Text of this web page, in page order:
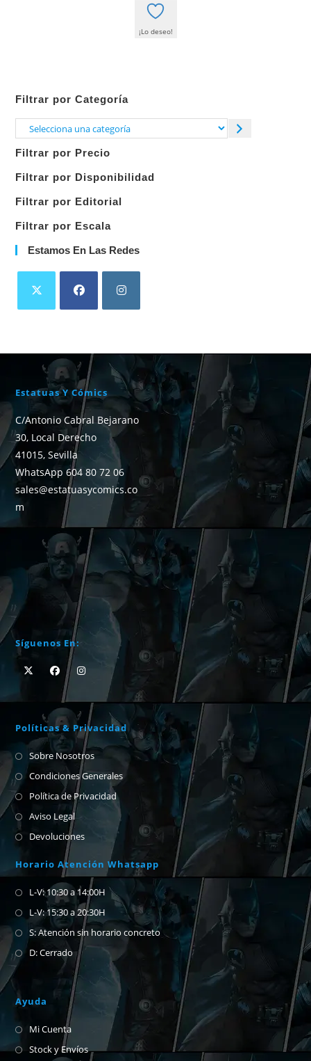
¡Lo deseo!
Filtrar por Categoría
Selecciona
categoría
Filtrar por Precio
Filtrar por Disponibilidad
Filtrar por Editorial
Filtrar por Escala
Estamos En Las Redes
Estatuas Y Cómics
C/Antonio Cabral Bejarano
30, Local Derecho
41015, Sevilla
WhatsApp 604 80 72 06
sales@estatuasycomics.co
m
Síguenos En:
Políticas & Privacidad
Sobre Nosotros
Condiciones Generales
Política de Privacidad
Aviso Legal
Devoluciones
Horario Atención Whatsapp
L-V: 10:30 a 14:00H
L-V: 15:30 a 20:30H
S: Atención sin horario concreto
D: Cerrado
Ayuda
Mi Cuenta
Stock y Envíos